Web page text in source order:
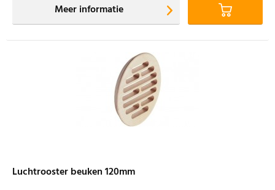
Meer informatie
Luchtrooster beuken 120mm